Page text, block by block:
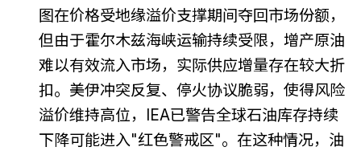
图在价格受地缘溢价支撑期间夺回市场份额，
但由于霍尔木兹海峡运输持续受限，增产原油
难以有效流入市场，实际供应增量存在较大折
扣。美伊冲突反复、停火协议脆弱，使得风险
溢价维持高位，IEA已警告全球石油库存持续
下降可能进入"红色警戒区"。在这种情况，油